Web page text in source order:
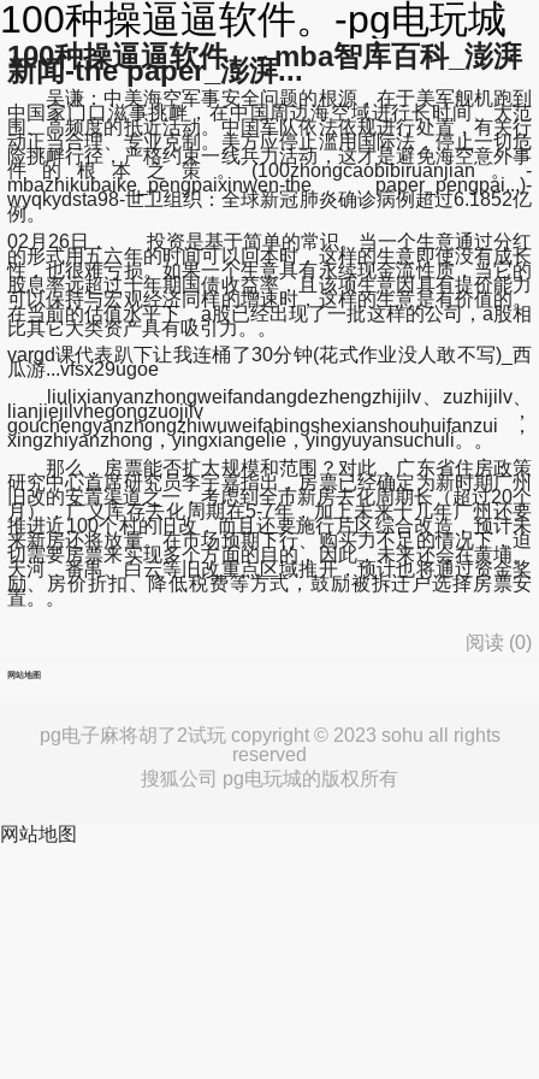
100种操逼逼软件。-pg电玩城
100种操逼逼软件。- mba智库百科_澎湃
新闻-the paper_澎湃...
吴谦：中美海空军事安全问题的根源，在于美军舰机跑到
中国家门口滋事挑衅，在中国周边海空域进行长时间、大范
围、高频度的抵近活动。中国军队依法依规进行处置，有关行
动正当合理、专业克制。美方应停止滥用国际法，停止一切危
险挑衅行径，严格约束一线兵力活动，这才是避免海空意外事
件的根本之策。(100zhongcaobibiruanjian。-
mbazhikubaike_pengpaixinwen-the paper_pengpai...)-
wyqkydsta98-世卫组织：全球新冠肺炎确诊病例超过6.1852亿
例。
02月26日， 投资是基于简单的常识。当一个生意通过分红
的形式用五六年的时间可以回本时，这样的生意即使没有成长
性，也很难亏损。如果一个生意具有永续现金流性质，当它的
股息率远超过十年期国债收益率，且该项生意因具有提价能力
可以保持与宏观经济同样的增速时，这样的生意是有价值的。
在当前的估值水平下，a股已经出现了一批这样的公司，a股相
比其它大类资产具有吸引力。。
vargd课代表趴下让我连桶了30分钟(花式作业没人敢不写)_西
瓜游...vfsx29ugoe
liulixianyanzhongweifandangdezhengzhijilv、zuzhijilv、
lianjiejilvhegongzuojilv，
gouchengyanzhongzhiwuweifabingshexianshouhuifanzui，
xingzhiyanzhong，yingxiangelie，yingyuyansuchuli。。
那么，房票能否扩大规模和范围？对此，广东省住房政策
研究中心首席研究员李宇嘉指出，房票已经确定为新时期广州
旧改的安置渠道之一，考虑到全市新房去化周期长（超过20个
月），广义库存去化周期在5-7年，加上未来十几年广州还要
推进近100个村的旧改，而且还要施行片区综合改造，预计未
来新房还将放量。在市场预期下行、购买力不足的情况下，迫
切需要房票来实现多个方面的目的，因此，未来还会在黄埔、
天河、番禺、白云等旧改重点区域推开，预计也将通过资金奖
励、房价折扣、降低税费等方式，鼓励被拆迁户选择房票安
置。。
阅读 (0)
网站地图
pg电子麻将胡了2试玩 copyright © 2023 sohu all rights
reserved
搜狐公司 pg电玩城的版权所有
网站地图